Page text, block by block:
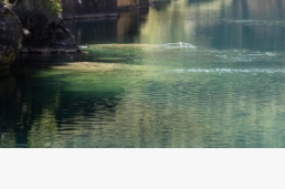
ACTIVIDADES PARA